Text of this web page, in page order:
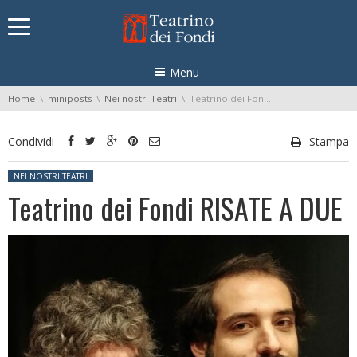
Menu
You are here:
Home miniposts Nei nostri Teatri Teatrino dei Fondi RISATE A DUE
Condividi Stampa
Posted in:
NEI NOSTRI TEATRI
Teatrino dei Fondi RISATE A DUE